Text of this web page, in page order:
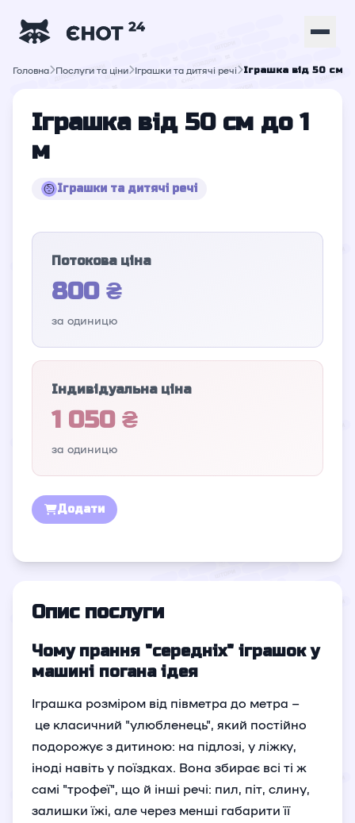
Головна Послуги та ціни Іграшки та дитячі речі Іграшка від 50 см
Іграшка від 50 см до 1
м
Іграшки та дитячі речі
Потокова ціна
800 ₴
за одиницю
Індивідуальна ціна
1 050 ₴
за одиницю
Додати
Опис послуги
Чому прання "середніх" іграшок у
машині погана ідея
Іграшка розміром від півметра до метра –
це класичний "улюбленець", який постійно
подорожує з дитиною: на підлозі, у ліжку,
іноді навіть у поїздках. Вона збирає всі ті ж
самі "трофеї", що й інші речі: пил, піт, слину,
залишки їжі, але через менші габарити її